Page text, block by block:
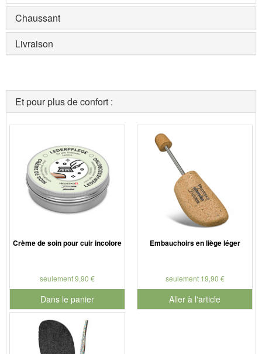
Chaussant
Livraison
Et pour plus de confort :
Crème de soin pour cuir incolore
seulement 9,90 €
Dans le panier
pour le numéro de produit 901186
Embauchoirs en liège léger
seulement 19,90 €
Aller à l'article